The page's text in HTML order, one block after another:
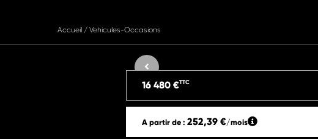
Accueil/ Vehicules-Occasions
16 480 €TTC
A partir de : 252,39 €/mois